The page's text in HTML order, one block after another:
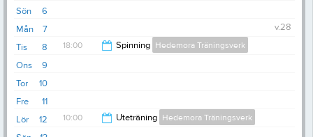
6
Sön
7
Mån
v.28
8
Tis 18:00 Spinning Hedemora Träningsverk
9
Ons
10
Tor
11
Fre
12
Lör 10:00 Uteträning Hedemora Träningsverk